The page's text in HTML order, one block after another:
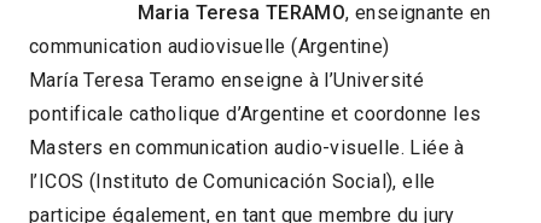
Maria Teresa TERAMO, enseignante en
communication audiovisuelle (Argentine)
María Teresa Teramo enseigne à l’Université
pontificale catholique d’Argentine et coordonne les
Masters en communication audio-visuelle. Liée à
l’ICOS (Instituto de Comunicación Social), elle
participe également, en tant que membre du jury